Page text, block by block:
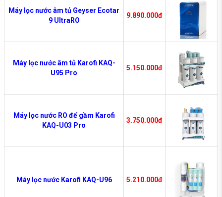
Máy lọc nước âm tủ Geyser Ecotar
9 UltraRO
9.890.000đ
Máy lọc nước âm tủ Karofi KAQ-
U95 Pro
5.150.000đ
Máy lọc nước RO để gầm Karofi
KAQ-U03 Pro
3.750.000đ
Máy lọc nước Karofi KAQ-U96 5.210.000đ